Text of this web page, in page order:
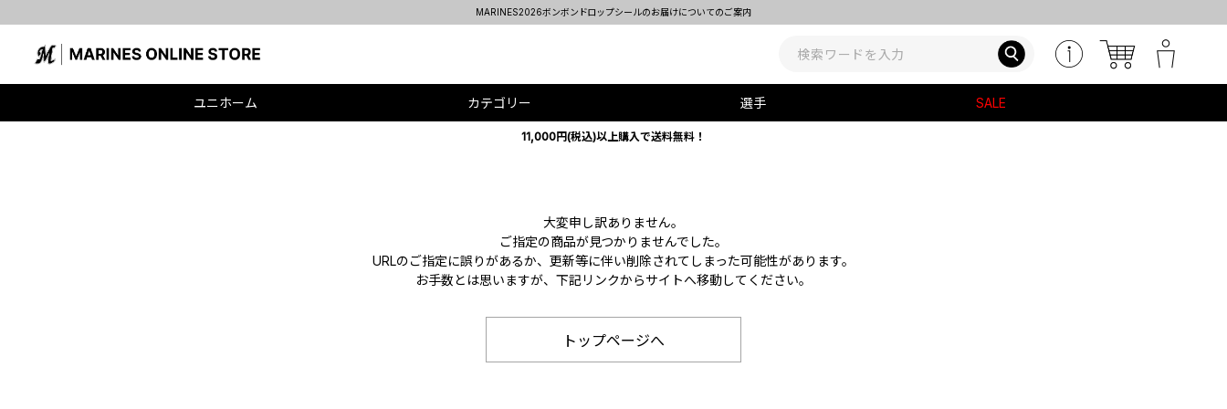
MARINES2026ボンボンドロップシールのお届けについてのご案内
ユニホーム カテゴリー 選手 SALE
11,000円(税込)以上購入で送料無料！
大変申し訳ありません。
ご指定の商品が見つかりませんでした。
URLのご指定に誤りがあるか、更新等に伴い削除されてしまった可能性があります。
お手数とは思いますが、下記リンクからサイトへ移動してください。
トップページへ